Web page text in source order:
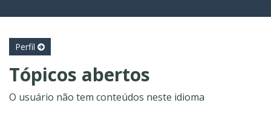
Perfil
Tópicos abertos
O usuário não tem conteúdos neste idioma